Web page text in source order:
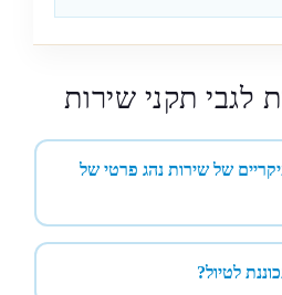
לגבי תקני שירות
של שירות נהג פרטי של